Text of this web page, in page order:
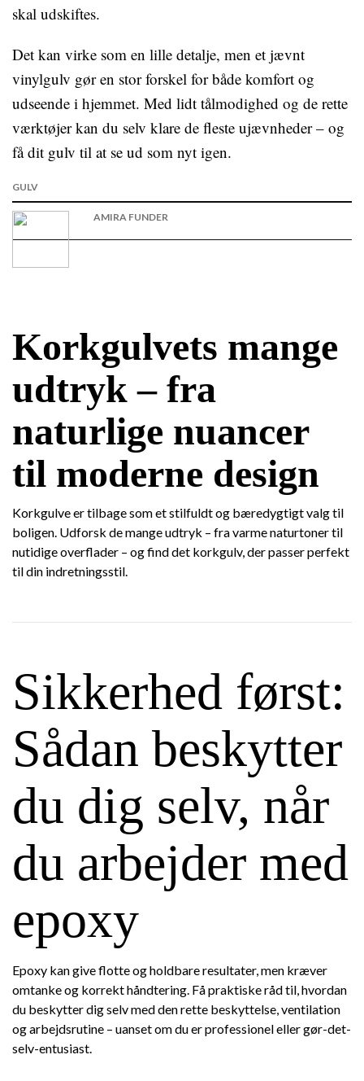
skal udskiftes.
Det kan virke som en lille detalje, men et jævnt
vinylgulv gør en stor forskel for både komfort og
udseende i hjemmet. Med lidt tålmodighed og de rette
værktøjer kan du selv klare de fleste ujævnheder – og
få dit gulv til at se ud som nyt igen.
GULV
AMIRA FUNDER
Korkgulvets mange
udtryk – fra
naturlige nuancer
til moderne design
Korkgulve er tilbage som et stilfuldt og bæredygtigt valg til
boligen. Udforsk de mange udtryk – fra varme naturtoner til
nutidige overflader – og find det korkgulv, der passer perfekt
til din indretningsstil.
Sikkerhed først:
Sådan beskytter
du dig selv, når
du arbejder med
epoxy
Epoxy kan give flotte og holdbare resultater, men kræver
omtanke og korrekt håndtering. Få praktiske råd til, hvordan
du beskytter dig selv med den rette beskyttelse, ventilation
og arbejdsrutine – uanset om du er professionel eller gør-det-
selv-entusiast.